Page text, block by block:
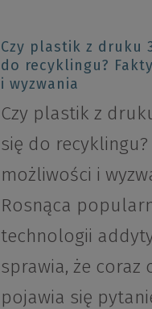
Czy plastik z druku
do recyklingu?
i wyzwania
Czy plastik z
się do recyklingu?
możliwości i
Rosnąca
technologii
sprawia, że coraz
pojawia się